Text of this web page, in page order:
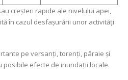
creşteri rapide ale nivelului apei,
în cazul desfașurării unor activități
pe versanți, torenți, pâraie și
posibile efecte de inundații locale.